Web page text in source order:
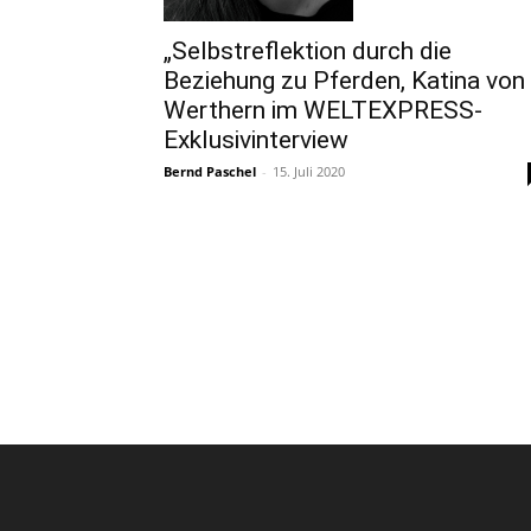
„Selbstreflektion durch die
Beziehung zu Pferden, Katina von
Werthern im WELTEXPRESS-
Exklusivinterview
Bernd Paschel - 15. Juli 2020